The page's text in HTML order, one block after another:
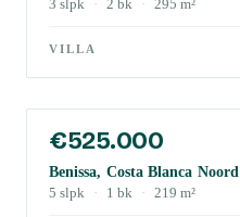
3 slpk · 2 bk · 295 m²
VILLA
€525.000
Benissa, Costa Blanca Noord
5 slpk · 1 bk · 219 m²